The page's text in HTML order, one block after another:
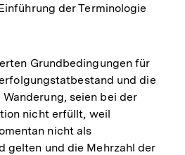
Fußnote
der Terminologie
Grundbedingungen für
und die
seien bei der
nicht erfüllt, weil
nicht als
gelten und die Mehrzahl der